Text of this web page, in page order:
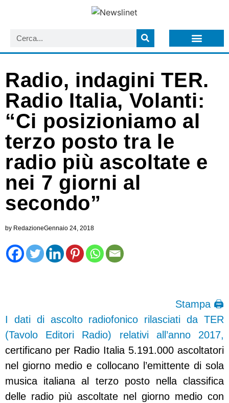
Radio, indagini TER.
Radio Italia, Volanti:
“Ci posizioniamo al
terzo posto tra le
radio più ascoltate e
nei 7 giorni al
secondo”
by RedazioneGennaio 24, 2018
Stampa 🖨
I dati di ascolto radiofonico rilasciati da TER
(Tavolo Editori Radio) relativi all’anno 2017,
certificano per Radio Italia 5.191.000 ascoltatori
nel giorno medio e collocano l’emittente di sola
musica italiana al terzo posto nella classifica
delle radio più ascoltate nel giorno medio con